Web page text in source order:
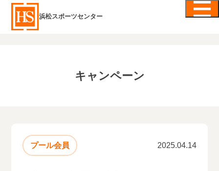
浜松スポーツセンター
キャンペーン
プール会員 2025.04.14